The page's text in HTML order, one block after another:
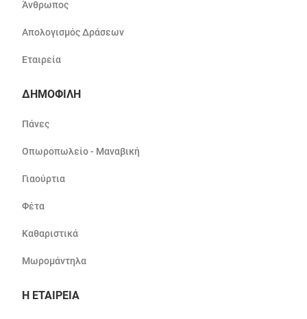
Άνθρωπος
Απολογισμός Δράσεων
Εταιρεία
ΔΗΜΟΦΙΛΗ
Πάνες
Οπωροπωλείο - Μαναβική
Γιαούρτια
Φέτα
Καθαριστικά
Μωρομάντηλα
Η ΕΤΑΙΡΕΙΑ